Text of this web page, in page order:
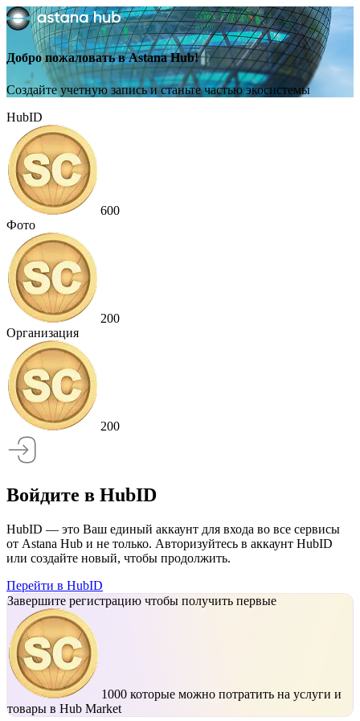
Добро пожаловать в Astana Hub!
Создайте учетную запись и станьте частью экосистемы
HubID
600
Фото
200
Организация
200
Войдите в HubID
HubID — это Ваш единый аккаунт для входа во все сервисы
от Astana Hub и не только. Авторизуйтесь в аккаунт HubID
или создайте новый, чтобы продолжить.
Перейти в HubID
Завершите регистрацию чтобы получить первые
1000 которые можно потратить на услуги и
товары в Hub Market